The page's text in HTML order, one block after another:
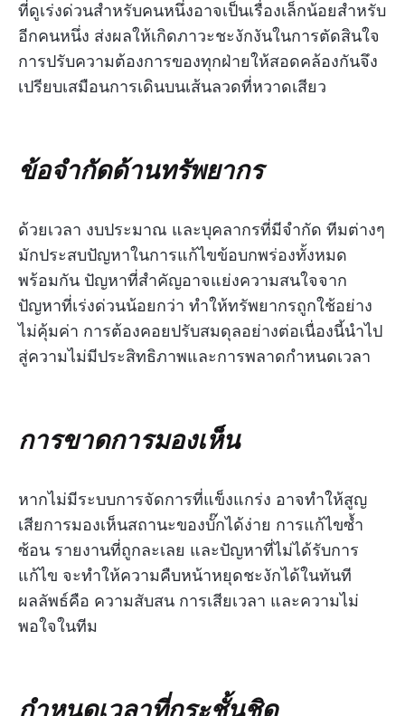
ที่ดูเร่งด่วนสำหรับคนหนึ่งอาจเป็นเรื่องเล็กน้อยสำหรับ
อีกคนหนึ่ง ส่งผลให้เกิดภาวะชะงักงันในการตัดสินใจ
การปรับความต้องการของทุกฝ่ายให้สอดคล้องกันจึง
เปรียบเสมือนการเดินบนเส้นลวดที่หวาดเสียว
ข้อจำกัดด้านทรัพยากร
ด้วยเวลา งบประมาณ และบุคลากรที่มีจำกัด ทีมต่างๆ
มักประสบปัญหาในการแก้ไขข้อบกพร่องทั้งหมด
พร้อมกัน ปัญหาที่สำคัญอาจแย่งความสนใจจาก
ปัญหาที่เร่งด่วนน้อยกว่า ทำให้ทรัพยากรถูกใช้อย่าง
ไม่คุ้มค่า การต้องคอยปรับสมดุลอย่างต่อเนื่องนี้นำไป
สู่ความไม่มีประสิทธิภาพและการพลาดกำหนดเวลา
การขาดการมองเห็น
หากไม่มีระบบการจัดการที่แข็งแกร่ง อาจทำให้สูญ
เสียการมองเห็นสถานะของบั๊กได้ง่าย การแก้ไขซ้ำ
ซ้อน รายงานที่ถูกละเลย และปัญหาที่ไม่ได้รับการ
แก้ไข จะทำให้ความคืบหน้าหยุดชะงักได้ในทันที
ผลลัพธ์คือ ความสับสน การเสียเวลา และความไม่
พอใจในทีม
กำหนดเวลาที่กระชั้นชิด